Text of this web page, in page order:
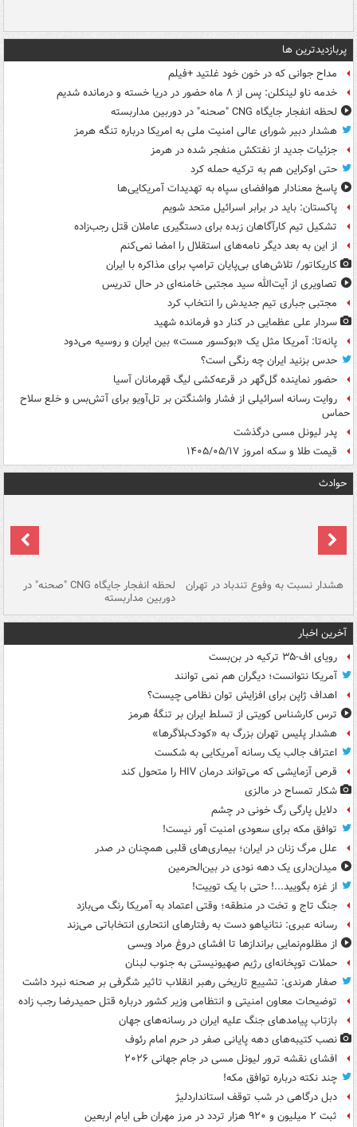
پربازدیدترین ها
مداح جوانی که در خون خود غلتید +فیلم
خدمه ناو لینکلن: پس از ۸ ماه حضور در دریا خسته و درمانده‌ شدیم
لحظه انفجار جایگاه CNG "صحنه" در دوربین مداربسته
هشدار دبیر شورای عالی امنیت ملی به امریکا درباره تنگه هرمز
جزئیات جدید از نفتکش منفجر شده در هرمز
حتی اوکراین هم به ترکیه حمله کرد
پاسخ معنادار هوافضای سپاه به تهدیدات آمریکایی‌ها
پاکستان: باید در برابر اسرائیل متحد شویم
تشکیل تیم کارآگاهان زبده برای دستگیری عاملان قتل رجب‌زاده
از این به بعد دیگر نامه‌های استقلال را امضا نمی‌کنم
کاریکاتور/ تلاش‌های بی‌پایان ترامپ برای مذاکره با ایران
تصاویری از آیت‌الله سید مجتبی خامنه‌ای در حال تدریس
مجتبی جباری تیم جدیدش را انتخاب کرد
سردار علی عظمایی در کنار دو فرمانده شهید
پانه‌تا: آمریکا مثل یک «بوکسور مست» بین ایران و روسیه می‌دود
حدس بزنید ایران چه رنگی است؟
حضور نماینده گل‌گهر در قرعه‌کشی لیگ قهرمانان آسیا
روایت رسانه اسرائیلی از فشار واشنگتن بر تل‌آویو برای آتش‌بس و خلع سلاح
حماس
پدر لیونل مسی درگذشت
قیمت طلا و سکه امروز ۱۴۰۵/۰۵/۱۷
حوادث
هشدار نسبت به وفوع تندباد در تهران لحظه انفجار جایگاه CNG "صحنه" در
دوربین مداربسته
آخرین اخبار
رویای اف-۳۵ ترکیه در بن‌بست
آمریکا نتوانست؛ دیگران هم نمی توانند
اهداف ژاپن برای افزایش توان نظامی چیست؟
ترس کارشناس کویتی از تسلط ایران بر تنگۀ هرمز
هشدار پلیس تهران بزرگ به «کودک‌بلاگرها»
اعتراف جالب یک رسانه آمریکایی به شکست
قرص آزمایشی که می‌تواند درمان HIV را متحول کند
شکار تمساح در مالزی
دلایل پارگی رگ خونی در چشم
توافق مکه برای سعودی امنیت آور نیست!
علل مرگ زنان در ایران؛ بیماری‌های قلبی همچنان در صدر
میدان‌داری یک دهه نودی در بین‌الحرمین
از غزه بگویید...! حتی با یک توییت!
جنگ تاج و تخت در منطقه؛ وقتی اعتماد به آمریکا رنگ می‌بازد
رسانه عبری: نتانیاهو دست به رفتارهای انتحاری انتخاباتی می‌زند
از مظلوم‌نمایی براندازها تا افشای دروغ مراد ویسی
حملات توپخانه‌ای رژیم صهیونیستی به جنوب لبنان
صفار هرندی: تشییع تاریخی رهبر انقلاب تاثیر شگرفی بر صحنه نبرد داشت
توضیحات معاون امنیتی و انتظامی وزیر کشور درباره قتل حمیدرضا رجب زاده
بازتاب پیامدهای جنگ علیه ایران در رسانه‌های جهان
نصب کتیبه‌های دهه پایانی صفر در حرم امام رئوف
افشای نقشه ترور لیونل مسی در جام جهانی ۲۰۲۶
چند نکته درباره توافق مکه!
دبل درگاهی در شب توقف استانداردلیژ
ثبت ۲ میلیون و ۹۲۰ هزار تردد در مرز مهران طی ایام اربعین